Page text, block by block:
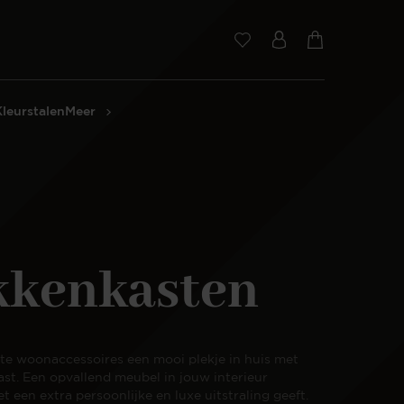
Meer
woonaccessoires een mooi plekje in huis met
Een opvallend meubel in jouw interieur
een extra persoonlijke en luxe uitstraling geeft.